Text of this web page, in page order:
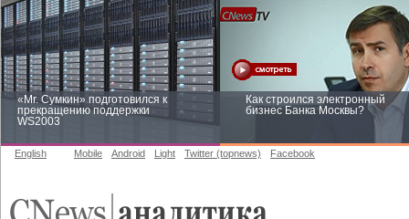
«Mr. Сумкин» подготовился к
прекращению поддержки
WS2003
Как строился электронный
бизнес Банка Москвы?
English Mobile Android Light Twitter (topnews) Facebook